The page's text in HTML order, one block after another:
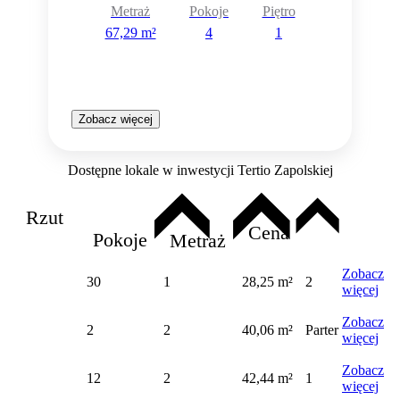
Metraż
67,29 m²
Pokoje
4
Piętro
1
Zobacz więcej
Dostępne lokale w inwestycji Tertio Zapolskiej
Rzut
Pokoje
Metraż Cena
30 1 28,25 m² 2
Zobacz
więcej
2 2 40,06 m² Parter
Zobacz
więcej
12 2 42,44 m² 1
Zobacz
więcej